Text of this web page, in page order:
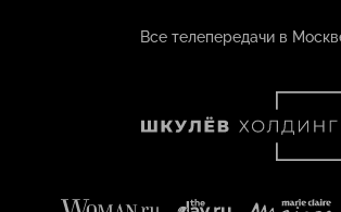
Все телепередачи в